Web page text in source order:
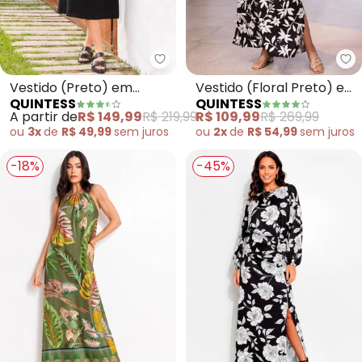
Quintess - Vestido (Preto) em
Vestido (Preto) em
Crepe Plano
QUINTESS
A partir deR$ 149,99R$ 219,99
ou 3xde R$ 49,99sem juros
Vestido (Floral Preto) em
Viscose Plana
QUINTESS
R$ 109,99R$ 269,99
ou 2xde R$ 54,99sem juros
-18% -45%